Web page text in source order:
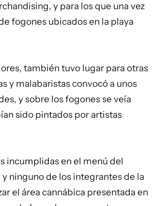
y para los que una vez
fogones ubicados en la playa
también tuvo lugar para otras
y malabaristas convocó a unos
y sobre los fogones se veía
sido pintados por artistas
incumplidas en el menú del
ninguno de los integrantes de la
el área cannábica presentada en